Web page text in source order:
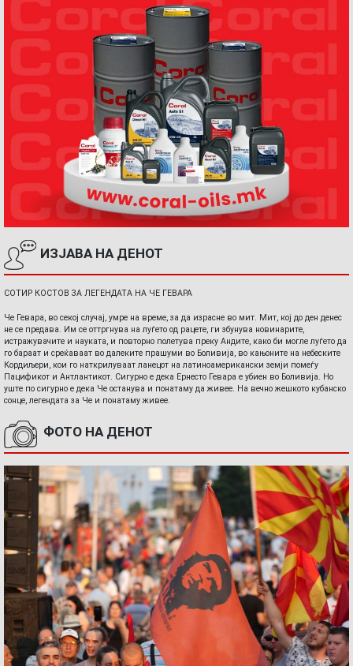
ИЗЈАВА НА ДЕНОТ
СОТИР КОСТОВ ЗА ЛЕГЕНДАТА НА ЧЕ ГЕВАРА
Че Гевара, во секој случај, умре на време, за да израсне во мит. Мит, кој до ден денес
не се предава. Им се оттргнува на луѓето од рацете, ги збунува новинарите,
истражувачите и науката, и повторно полетува преку Андите, како би могле луѓето да
го бараат и среќаваат во далеките прашуми во Боливија, во кањоните на небеските
Кордиљери, кои го наткрилуваат ланецот на латиноамерикански земји помеѓу
Пацификот и Антлантикот. Сигурно е дека Ернесто Гевара е убиен во Боливија. Но
уште по сигурно е дека Че останува и понатаму да живее. На вечно жешкото кубанско
сонце, легендата за Че и понатаму живее.
ФОТО НА ДЕНОТ